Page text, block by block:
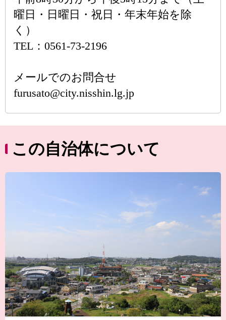
曜日・日曜日・祝日・年末年始を除
く）
TEL：0561-73-2196
メールでのお問合せ
furusato@city.nisshin.lg.jp
この自治体について